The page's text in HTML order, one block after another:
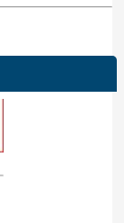
bir kırşehirli